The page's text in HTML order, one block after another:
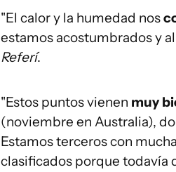
"El calor y la humedad nos
estamos acostumbrados y
Referí.
"Estos puntos vienen muy
(noviembre en Australia),
Estamos terceros con
clasificados porque todavía